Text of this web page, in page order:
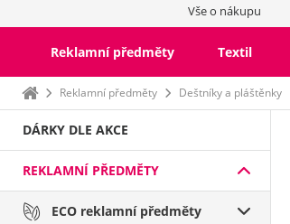
Vše o nákupu
Reklamní předměty Textil
Domů Reklamní předměty Deštníky a pláštěnky
DÁRKY DLE AKCE
REKLAMNÍ PŘEDMĚTY
ECO reklamní předměty